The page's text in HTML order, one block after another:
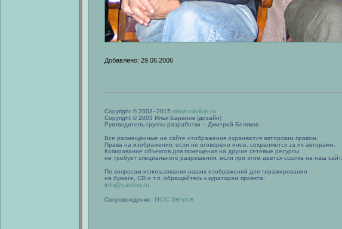
Добавлено: 29.06.2006
Copyright © 2003–2015 www.vavilon.ru
Copyright © 2003 Илья Баранов (дизайн)
Руководитель группы разработки – Дмитрий Беляков
Все размещенные на сайте изображения охраняются авторским правом.
Права на изображения, если не оговорено иное, сохраняются за их авторами.
Копирование объектов для помещения на другие сетевые ресурсы
не требует специального разрешения, если при этом дается ссылка на наш сайт.
По вопросам использования наших изображений для тиражирования
на бумаге, CD и т.п. обращайтесь к кураторам проекта:
info@vavilon.ru
Сопровождение NOC Service